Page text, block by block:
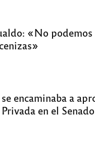
«No
encaminaba a
en el Senado